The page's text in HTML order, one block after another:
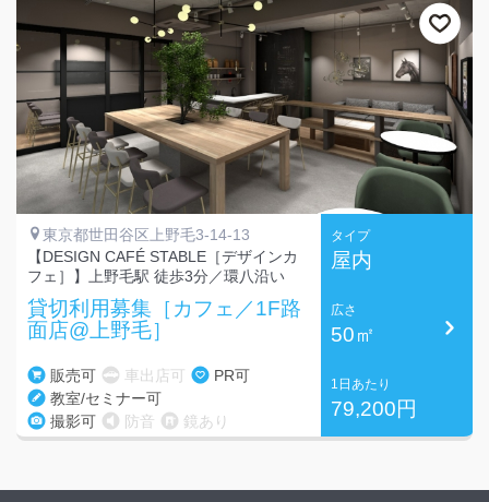
東京都世田谷区上野毛3-14-13
【DESIGN CAFÉ STABLE［デザインカ
フェ］】上野毛駅 徒歩3分／環八沿い
貸切利用募集［カフェ／1F路
面店@上野毛］
販売可 車出店可
PR可
教室/セミナー可
撮影可
防音 鏡あり
タイプ
屋内
広さ
50㎡
1日あたり
79,200円